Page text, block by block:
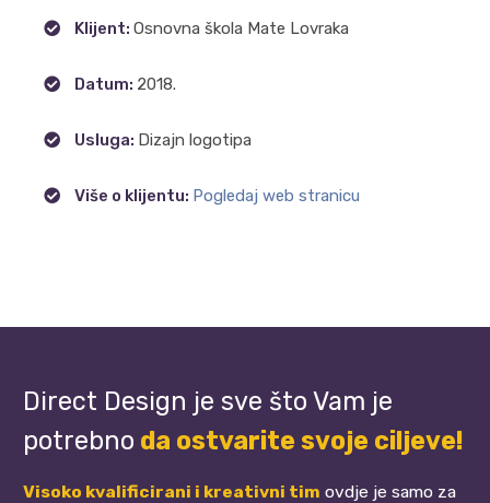
Klijent: Osnovna škola Mate Lovraka
Datum: 2018.
Usluga: Dizajn logotipa
Više o klijentu: Pogledaj web stranicu
Direct Design je sve što Vam je
potrebno da ostvarite svoje ciljeve!
Visoko kvalificirani i kreativni tim ovdje je samo za